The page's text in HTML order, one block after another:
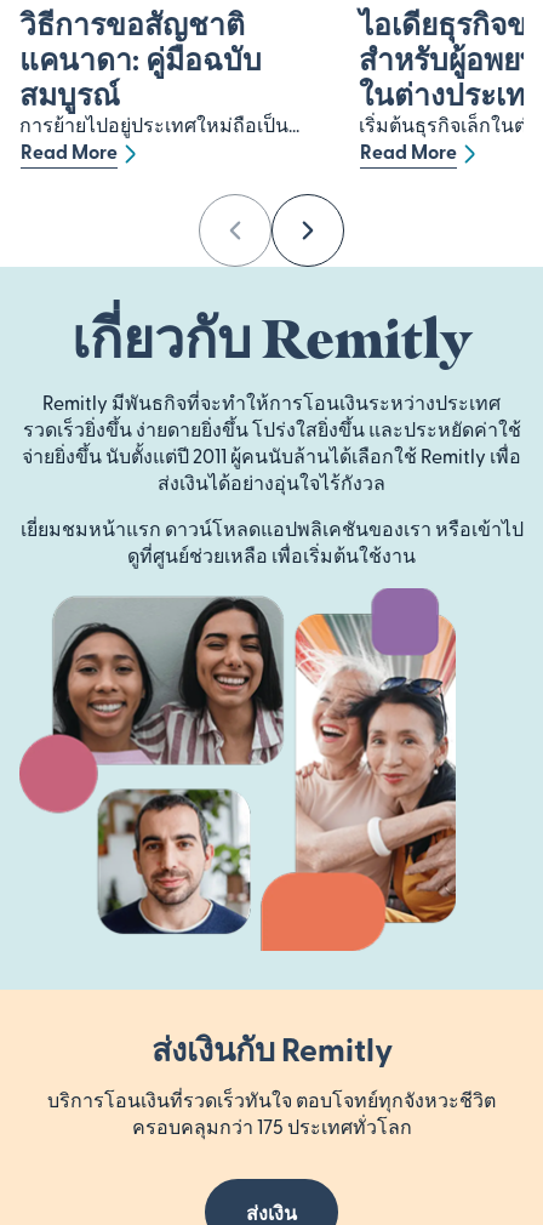
วิธีการขอสัญชาติ
แคนาดา: คู่มือฉบับ
สมบูรณ์
การย้ายไปอยู่ประเทศใหม่ถือเป็น...
Read More
ไอเดียธุรกิจข
สำหรับผู้อพยพ
ในต่างประเทศ
เริ่มต้นธุรกิจเล็กในต่า
Read More
PreviousNext
เกี่ยวกับ Remitly
Remitly มีพันธกิจที่จะทำให้การโอนเงินระหว่างประเทศ
รวดเร็วยิ่งขึ้น ง่ายดายยิ่งขึ้น โปร่งใสยิ่งขึ้น และประหยัดค่าใช้
จ่ายยิ่งขึ้น นับตั้งแต่ปี 2011 ผู้คนนับล้านได้เลือกใช้ Remitly เพื่อ
ส่งเงินได้อย่างอุ่นใจไร้กังวล
เยี่ยมชมหน้าแรก ดาวน์โหลดแอปพลิเคชันของเรา หรือเข้าไป
ดูที่ศูนย์ช่วยเหลือ เพื่อเริ่มต้นใช้งาน
ส่งเงินกับ Remitly
บริการโอนเงินที่รวดเร็วทันใจ ตอบโจทย์ทุกจังหวะชีวิต
ครอบคลุมกว่า 175 ประเทศทั่วโลก
ส่งเงิน